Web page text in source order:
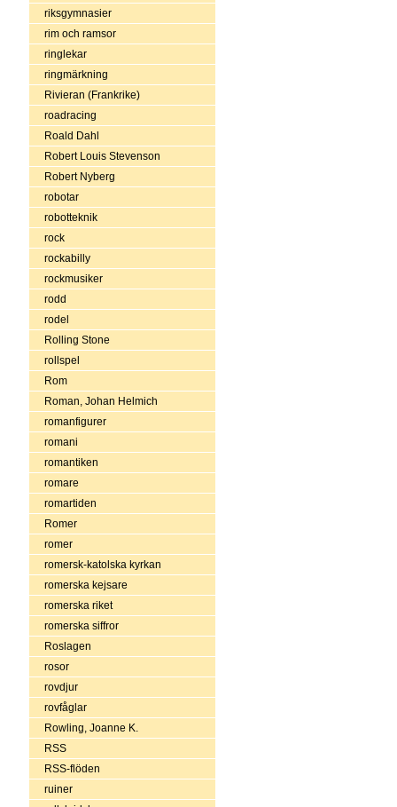
riksgymnasier
rim och ramsor
ringlekar
ringmärkning
Rivieran (Frankrike)
roadracing
Roald Dahl
Robert Louis Stevenson
Robert Nyberg
robotar
robotteknik
rock
rockabilly
rockmusiker
rodd
rodel
Rolling Stone
rollspel
Rom
Roman, Johan Helmich
romanfigurer
romani
romantiken
romare
romartiden
Romer
romer
romersk-katolska kyrkan
romerska kejsare
romerska riket
romerska siffror
Roslagen
rosor
rovdjur
rovfåglar
Rowling, Joanne K.
RSS
RSS-flöden
ruiner